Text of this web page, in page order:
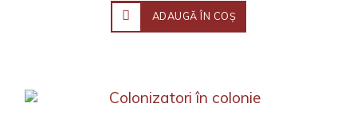
ADAUGĂ ÎN COŞ